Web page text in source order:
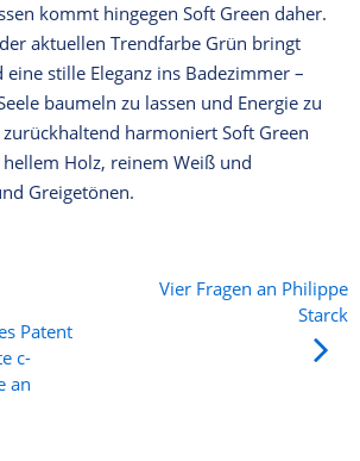
kommt hingegen Soft Green daher.
aktuellen Trendfarbe Grün bringt
stille Eleganz ins Badezimmer –
baumeln zu lassen und Energie zu
harmoniert Soft Green
Holz, reinem Weiß und
Greigetönen.
Patent
c-
an
Vier Fragen an Philippe
Starck